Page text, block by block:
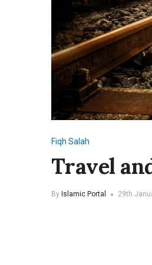
Fiqh Salah
Travel
By Islamic Portal 29th